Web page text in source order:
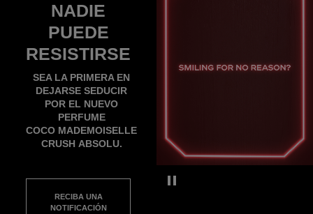
Pausar el vídeo decorativo
COCO MADEMOISELLE CRUSH
NADIE
PUEDE
RESISTIRSE
SEA LA PRIMERA EN
DEJARSE SEDUCIR
POR EL NUEVO
PERFUME
COCO MADEMOISELLE
CRUSH ABSOLU.
RECIBA UNA
NOTIFICACIÓN